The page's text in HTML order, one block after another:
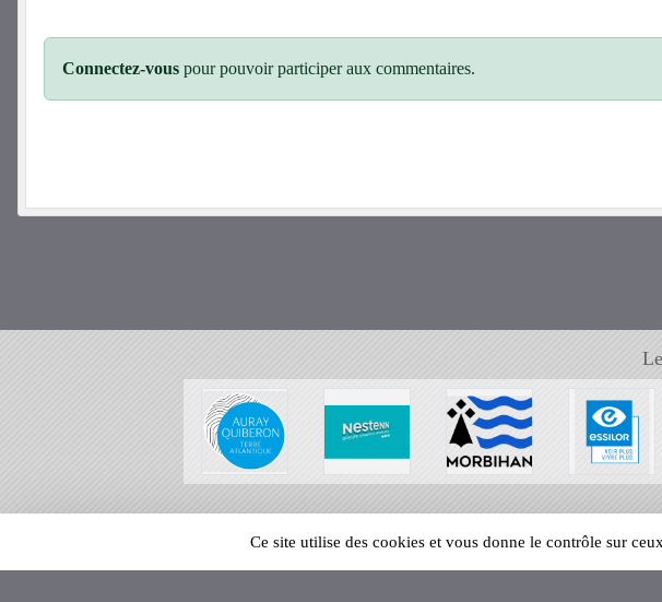
Connectez-vous pour pouvoir participer aux commentaires.
REGIONSCe site utilise des cookies et vous donne le contrôle sur